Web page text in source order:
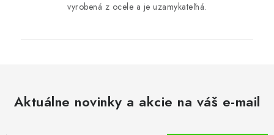
vyrobená z ocele a je uzamykateľná.
Aktuálne novinky a akcie na váš e-mail